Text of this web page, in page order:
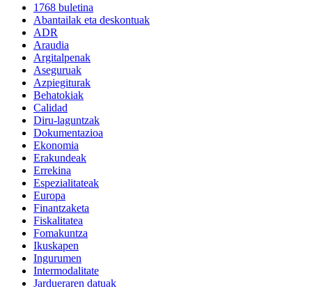
1768 buletina
Abantailak eta deskontuak
ADR
Araudia
Argitalpenak
Aseguruak
Azpiegiturak
Behatokiak
Calidad
Diru-laguntzak
Dokumentazioa
Ekonomia
Erakundeak
Errekina
Espezialitateak
Europa
Finantzaketa
Fiskalitatea
Fomakuntza
Ikuskapen
Ingurumen
Intermodalitate
Jardueraren datuak